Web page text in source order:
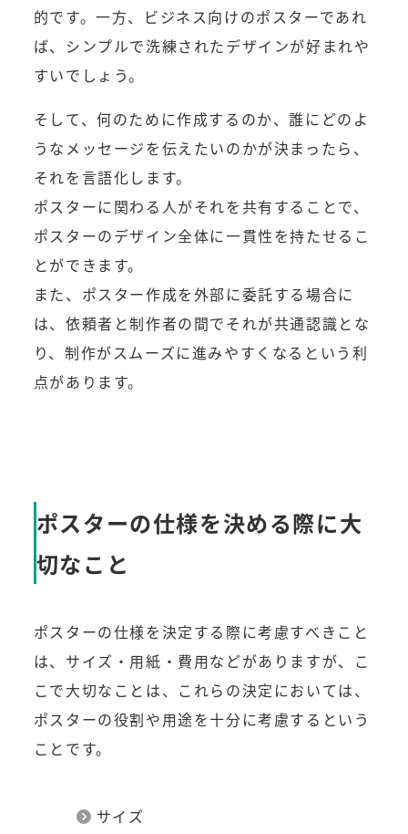
的です。一方、ビジネス向けのポスターであれ
ば、シンプルで洗練されたデザインが好まれや
すいでしょう。
そして、何のために作成するのか、誰にどのよ
うなメッセージを伝えたいのかが決まったら、
それを言語化します。
ポスターに関わる人がそれを共有することで、
ポスターのデザイン全体に一貫性を持たせるこ
とができます。
また、ポスター作成を外部に委託する場合に
は、依頼者と制作者の間でそれが共通認識とな
り、制作がスムーズに進みやすくなるという利
点があります。
ポスターの仕様を決める際に大
切なこと
ポスターの仕様を決定する際に考慮すべきこと
は、サイズ・用紙・費用などがありますが、こ
こで大切なことは、これらの決定においては、
ポスターの役割や用途を十分に考慮するという
ことです。
サイズ